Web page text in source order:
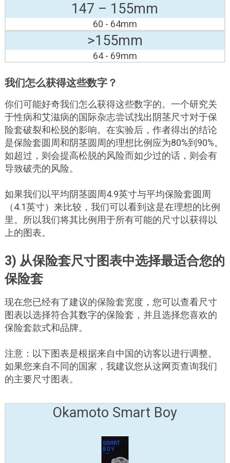
147 – 155mm
60 - 64mm
>155mm
64 - 69mm
我们怎么获得这些数字？
你们可能好奇我们怎么获得这些数字的。一个研究关
于性病和艾滋病的国际杂志尝试找出阴茎尺寸对于保
险套破裂和松脱的影响。在实验后，作者得出的结论
是保险套圆周和阴茎圆周的理想比例应为80%到90%。
如超过，则会提高松脱的风险而如少过的话，则会有
导致破壳的风险。
如果我们以平均阴茎圆周4.9英寸与平均保险套圆周
（4.1英寸）来比较，我们可以看到这是在理想的比例
里。所以我们将其比例用于所有可能的尺寸以获得以
上的图表。
3) 从保险套尺寸图表中选择最适合您的
保险套
现在您已经有了建议的保险套宽度，您可以查看尺寸
图表以选择符合其数字的保险套，并且选择您喜欢的
保险套款式和品牌。
注意：以下图表是根据来自中国的访客以进行调整。
如果您来自不同的国家，我建议您从这网页查询我们
的主要尺寸图表。
Okamoto Smart Boy